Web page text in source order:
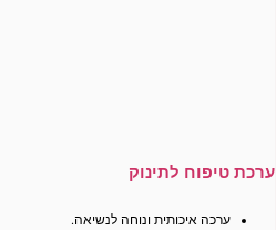
ערכת טיפוח לתינוק
ערכה איכותית ונוחה לנשיאה.